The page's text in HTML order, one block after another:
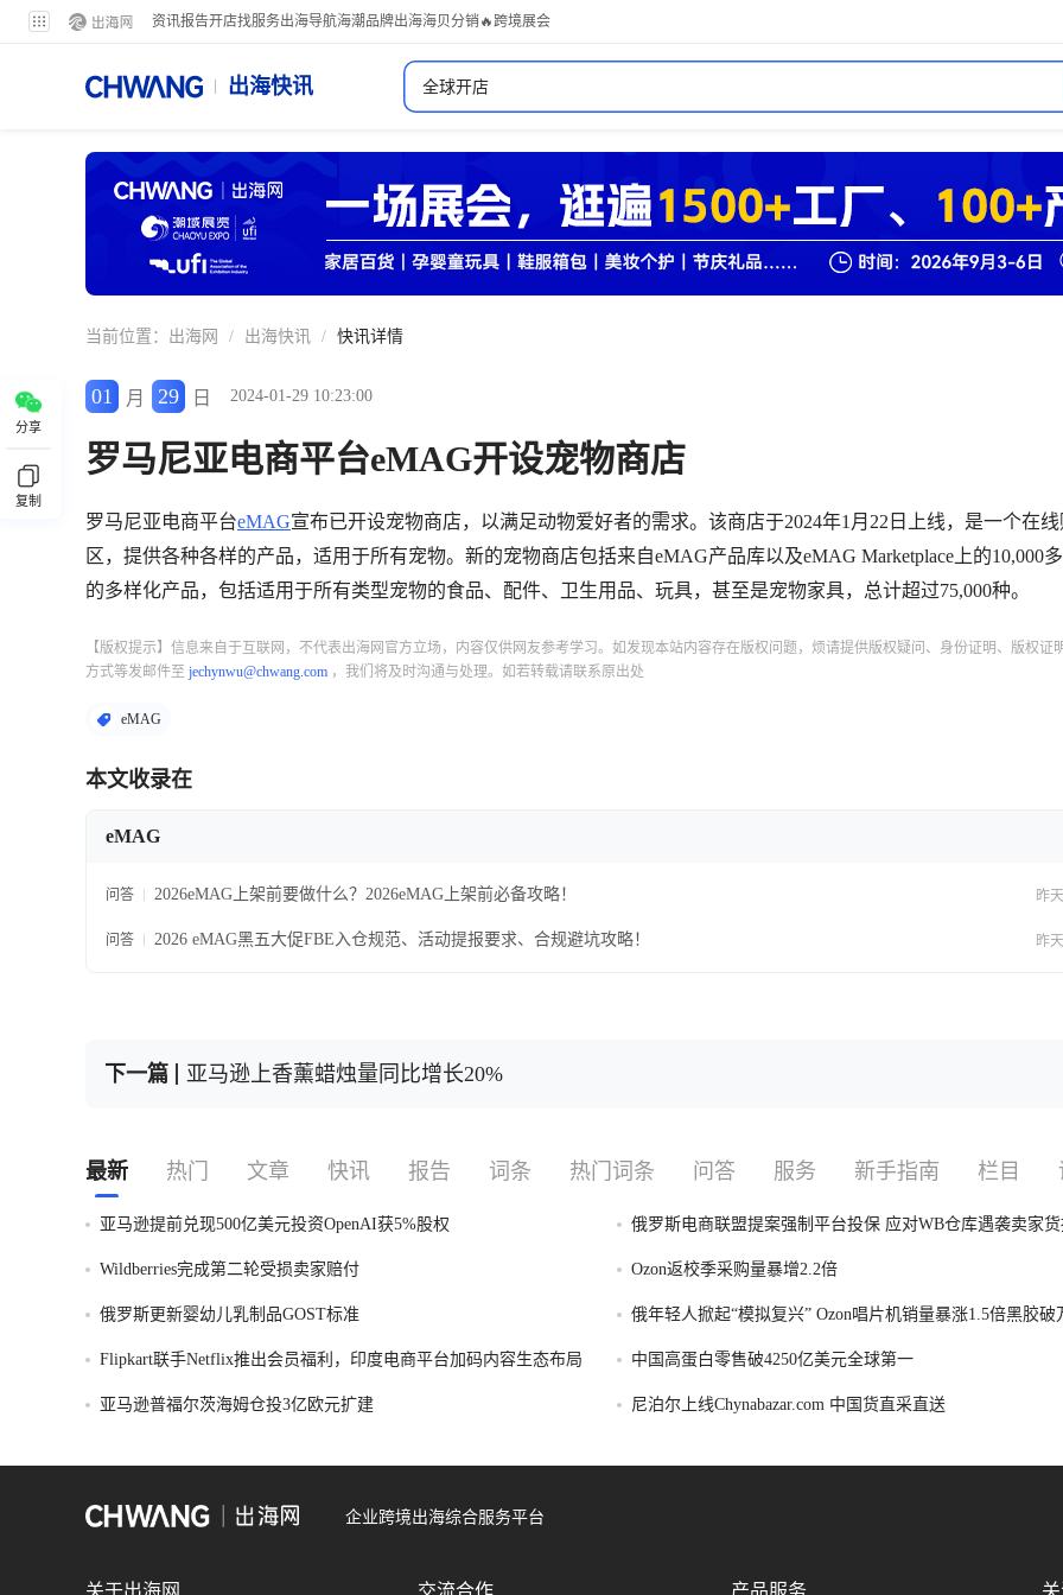
资讯报告开店找服务出海导航海潮品牌出海海贝分销 🔥跨境展会
出海快讯 出海早报
最新 关注动态 日报
当前位置： 出海网 / 出海快讯 / 快讯详情
分享
复制
01 月 29 日 2024-01-29 10:23:00
罗马尼亚电商平台eMAG开设宠物商店
罗马尼亚电商平台eMAG宣布已开设宠物商店，以满足动物爱好者的需求。该商店于2024年1月22日上线，是一个在
区，提供各种各样的产品，适用于所有宠物。新的宠物商店包括来自eMAG产品库以及eMAG Marketplace上的10,000
的多样化产品，包括适用于所有类型宠物的食品、配件、卫生用品、玩具，甚至是宠物家具，总计超过75,000种。
【版权提示】信息来自于互联网，不代表出海网官方立场，内容仅供网友参考学习。如发现本站内容存在版权问题，烦请提供版权疑问、身份证明、版权证
方式等发邮件至 jechynwu@chwang.com ，我们将及时沟通与处理。如若转载请联系原出处
eMAG
本文收录在
eMAG
问答 2026eMAG上架前要做什么？2026eMAG上架前必备攻略！ 昨
问答 2026 eMAG黑五大促FBE入仓规范、活动提报要求、合规避坑攻略！ 昨
下一篇 亚马逊上香薰蜡烛量同比增长20%
最新 热门 文章 快讯 报告 词条 热门词条 问答 服务 新手指南 栏目
亚马逊提前兑现500亿美元投资OpenAI获5%股权 俄罗斯电商联盟提案强制平台投保 应对WB仓库遇袭卖家
Wildberries完成第二轮受损卖家赔付 Ozon返校季采购量暴增2.2倍
俄罗斯更新婴幼儿乳制品GOST标准 俄年轻人掀起“模拟复兴” Ozon唱片机销量暴涨1.5倍黑胶破
Flipkart联手Netflix推出会员福利，印度电商平台加码内容生态布局 中国高蛋白零售破4250亿美元全球第一
亚马逊普福尔茨海姆仓投3亿欧元扩建 尼泊尔上线Chynabazar.com 中国货直采直送
企业跨境出海综合服务平台
关于出海网 交流合作 产品服务 关